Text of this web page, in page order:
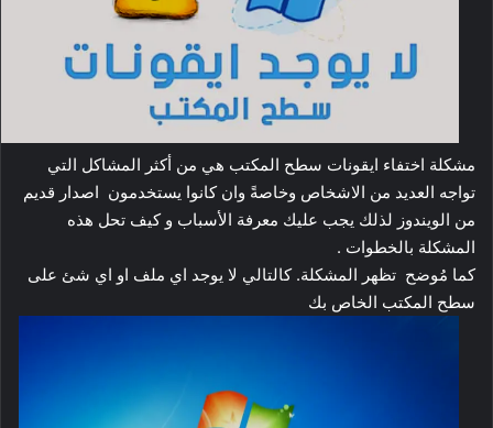
مشكلة اختفاء ايقونات سطح المكتب هي من أكثر المشاكل التي
تواجه العديد من الاشخاص وخاصةً وان كانوا يستخدمون اصدار قديم
من الويندوز لذلك يجب عليك معرفة الأسباب و كيف تحل هذه
المشكلة بالخطوات .
كما مُوضح تظهر المشكلة. كالتالي لا يوجد اي ملف او اي شئ على
سطح المكتب الخاص بك